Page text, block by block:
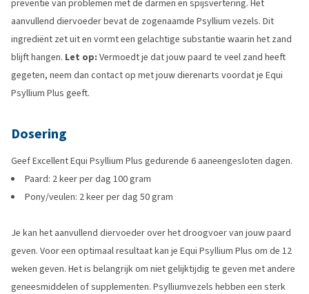
preventie van problemen met de darmen en spijsvertering. Het
aanvullend diervoeder bevat de zogenaamde Psyllium vezels. Dit
ingrediënt zet uit en vormt een gelachtige substantie waarin het zand
blijft hangen. Let op: Vermoedt je dat jouw paard te veel zand heeft
gegeten, neem dan contact op met jouw dierenarts voordat je Equi
Psyllium Plus geeft.
Dosering
Geef Excellent Equi Psyllium Plus gedurende 6 aaneengesloten dagen.
Paard: 2 keer per dag 100 gram
Pony/veulen: 2 keer per dag 50 gram
Je kan het aanvullend diervoeder over het droogvoer van jouw paard
geven. Voor een optimaal resultaat kan je Equi Psyllium Plus om de 12
weken geven. Het is belangrijk om niet gelijktijdig te geven met andere
geneesmiddelen of supplementen. Psylliumvezels hebben een sterk